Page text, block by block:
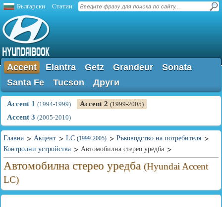
Български Статии
Accent Elantra Getz Grandeur
Sonata
Santa Fe
Tucson Други
Accent 1 (1994-1999) Accent 2 (1999-2005)
Accent 3 (2005-2010)
Главна Акцент LC (1999-2005)
Ръководство на потребителя
Контролни устройства
Автомобилна стерео уредба
Автомобилна стерео уредба (Hyundai Accent
LC)